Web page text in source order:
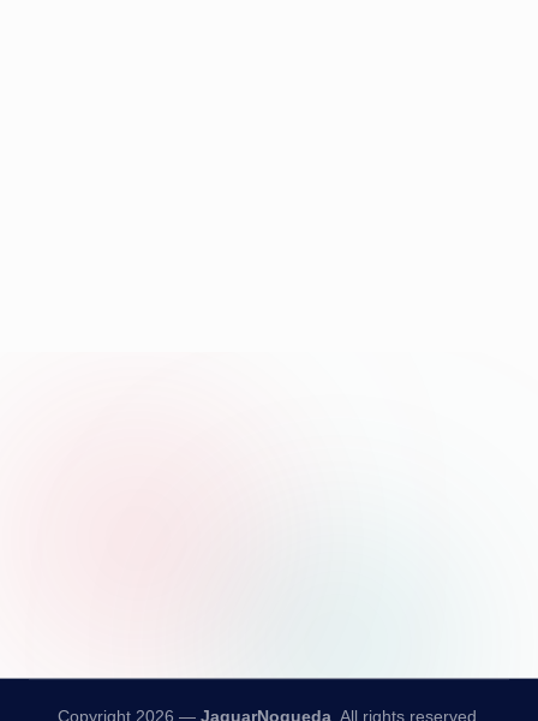
Copyright 2026 — JaguarNogueda. All rights reserved.